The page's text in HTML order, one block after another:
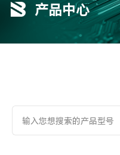
产品中心